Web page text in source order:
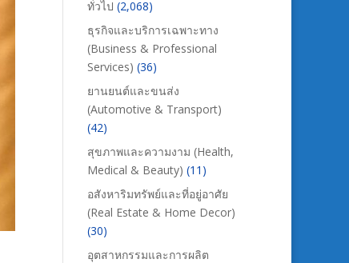
ทั่วไป (2,068)
ธุรกิจและบริการเฉพาะทาง
(Business & Professional
Services) (36)
ยานยนต์และขนส่ง
(Automotive & Transport)
(42)
สุขภาพและความงาม (Health,
Medical & Beauty) (11)
อสังหาริมทรัพย์และที่อยู่อาศัย
(Real Estate & Home Decor)
(30)
อุตสาหกรรมและการผลิต